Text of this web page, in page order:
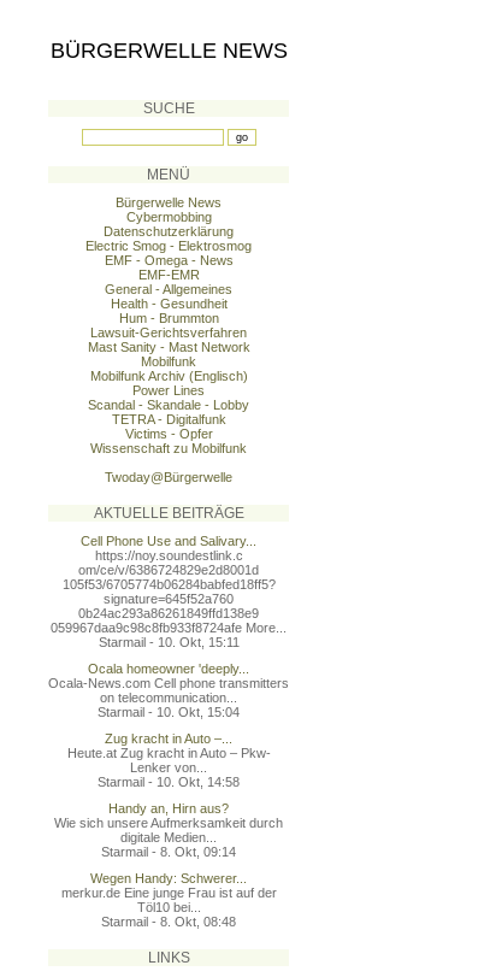
BÜRGERWELLE NEWS
SUCHE
MENÜ
Bürgerwelle News
Cybermobbing
Datenschutzerklärung
Electric Smog - Elektrosmog
EMF - Omega - News
EMF-EMR
General - Allgemeines
Health - Gesundheit
Hum - Brummton
Lawsuit-Gerichtsverfahren
Mast Sanity - Mast Network
Mobilfunk
Mobilfunk Archiv (Englisch)
Power Lines
Scandal - Skandale - Lobby
TETRA - Digitalfunk
Victims - Opfer
Wissenschaft zu Mobilfunk
Twoday@Bürgerwelle
AKTUELLE BEITRÄGE
Cell Phone Use and Salivary...
https://noy.soundestlink.c
om/ce/v/6386724829e2d8001d
105f53/6705774b06284babfed18ff5?
signature=645f52a760
0b24ac293a86261849ffd138e9
059967daa9c98c8fb933f8724afe More...
Starmail - 10. Okt, 15:11
Ocala homeowner 'deeply...
Ocala-News.com Cell phone transmitters
on telecommunication...
Starmail - 10. Okt, 15:04
Zug kracht in Auto –...
Heute.at Zug kracht in Auto – Pkw-
Lenker von...
Starmail - 10. Okt, 14:58
Handy an, Hirn aus?
Wie sich unsere Aufmerksamkeit durch
digitale Medien...
Starmail - 8. Okt, 09:14
Wegen Handy: Schwerer...
merkur.de Eine junge Frau ist auf der
Töl10 bei...
Starmail - 8. Okt, 08:48
LINKS